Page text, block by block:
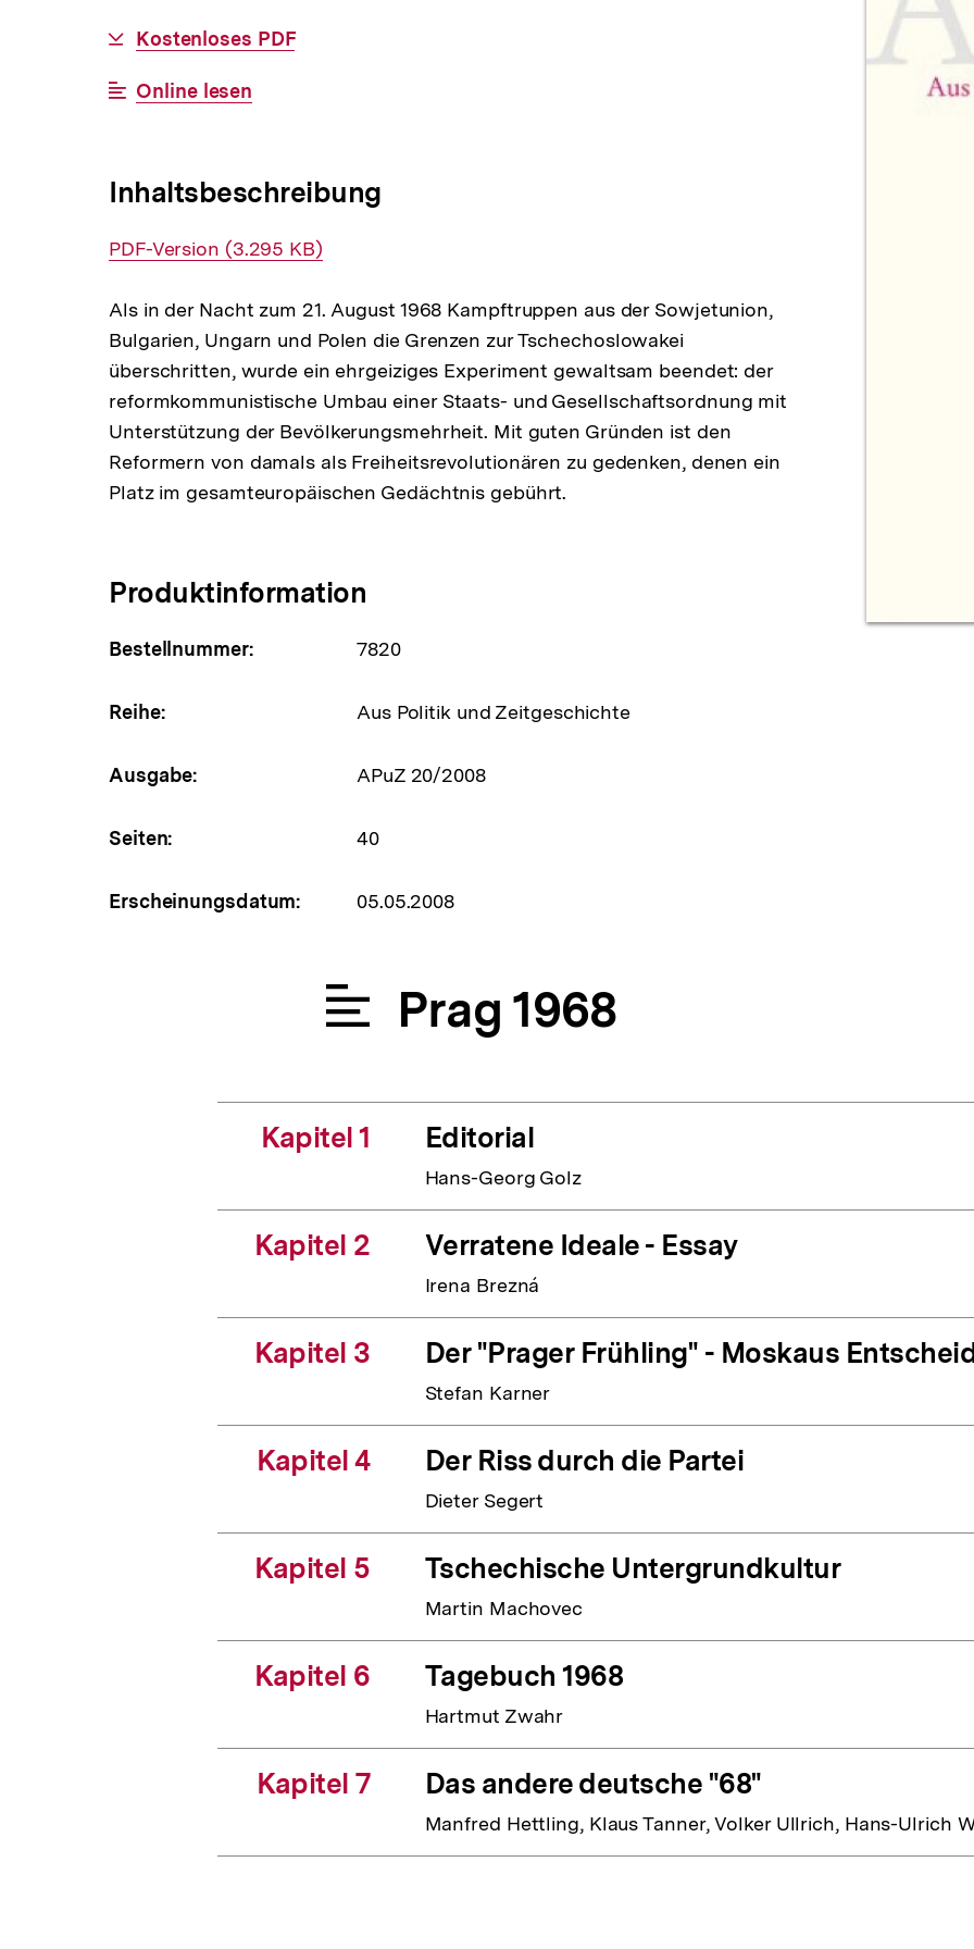
Download-
Kostenloses PDF
Interner
Online lesen
Inhaltsbeschreibung
Interner
PDF-Version (3.295 KB)
Als in der Nacht zum 21. August 1968 Kampftruppen aus der Sowjetunion,
Bulgarien, Ungarn und Polen die Grenzen zur Tschechoslowakei
überschritten, wurde ein ehrgeiziges Experiment gewaltsam beendet: der
reformkommunistische Umbau einer Staats- und Gesellschaftsordnung mit
Unterstützung der Bevölkerungsmehrheit. Mit guten Gründen ist den
Reformern von damals als Freiheitsrevolutionären zu gedenken, denen ein
Platz im gesamteuropäischen Gedächtnis gebührt.
Produktinformation
Bestellnummer: 7820
Reihe: Aus Politik und Zeitgeschichte
Ausgabe: APuZ 20/2008
Seiten: 40
Erscheinungsdatum: 05.05.2008
Prag 1968
Kapitel 1 Editorial
Hans-Georg Golz
Kapitel 2 Verratene Ideale - Essay
Irena Brezná
Kapitel 3 Der "Prager Frühling" - Moskaus
Stefan Karner
Kapitel 4 Der Riss durch die Partei
Dieter Segert
Kapitel 5 Tschechische Untergrundkultur
Martin Machovec
Kapitel 6 Tagebuch 1968
Hartmut Zwahr
Kapitel 7 Das andere deutsche "68"
Manfred Hettling, Klaus Tanner, Volker Ullrich, Hans-Ulrich